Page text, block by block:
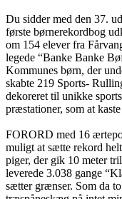
Du sidder med den 37.
første børnerekordbog
om 154 elever fra
legede “Banke Banke
Kommunes børn, der
skabte 219 Sports-
dekoreret til unikke
præstationer, som at
FORORD med 16
muligt at sætte rekord
piger, der gik 10 meter
leverede 3.038 gange
sætter grænser. Som da